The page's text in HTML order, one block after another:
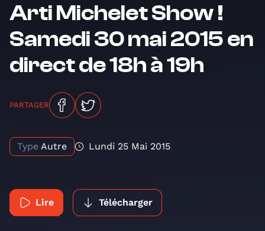
Arti Michelet Show !
Samedi 30 mai 2015 en
direct de 18h à 19h
PARTAGER
Type Autre Lundi 25 Mai 2015
Lire Télécharger